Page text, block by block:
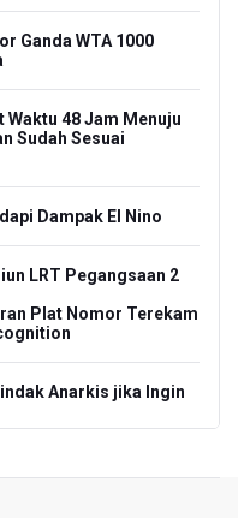
Ganda WTA 1000
Waktu 48 Jam Menuju
Sudah Sesuai
Dampak El Nino
LRT Pegangsaan 2
Plat Nomor Terekam
Anarkis jika Ingin